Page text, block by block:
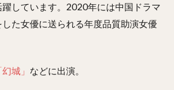
躍しています。2020年には中国ドラマ
た女優に送られる年度品質助演女優
幻城」 などに出演。